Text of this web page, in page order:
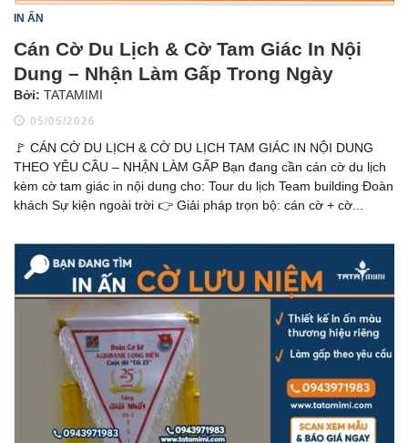
IN ẤN
Cán Cờ Du Lịch & Cờ Tam Giác In Nội
Dung – Nhận Làm Gấp Trong Ngày
Bởi: TATAMIMI
05/05/2026
🚩 CÁN CỜ DU LỊCH & CỜ DU LỊCH TAM GIÁC IN NỘI DUNG
THEO YÊU CẦU – NHẬN LÀM GẤP Bạn đang cần cán cờ du lịch
kèm cờ tam giác in nội dung cho: Tour du lịch Team building Đoàn
khách Sự kiện ngoài trời 👉 Giải pháp trọn bộ: cán cờ + cờ...